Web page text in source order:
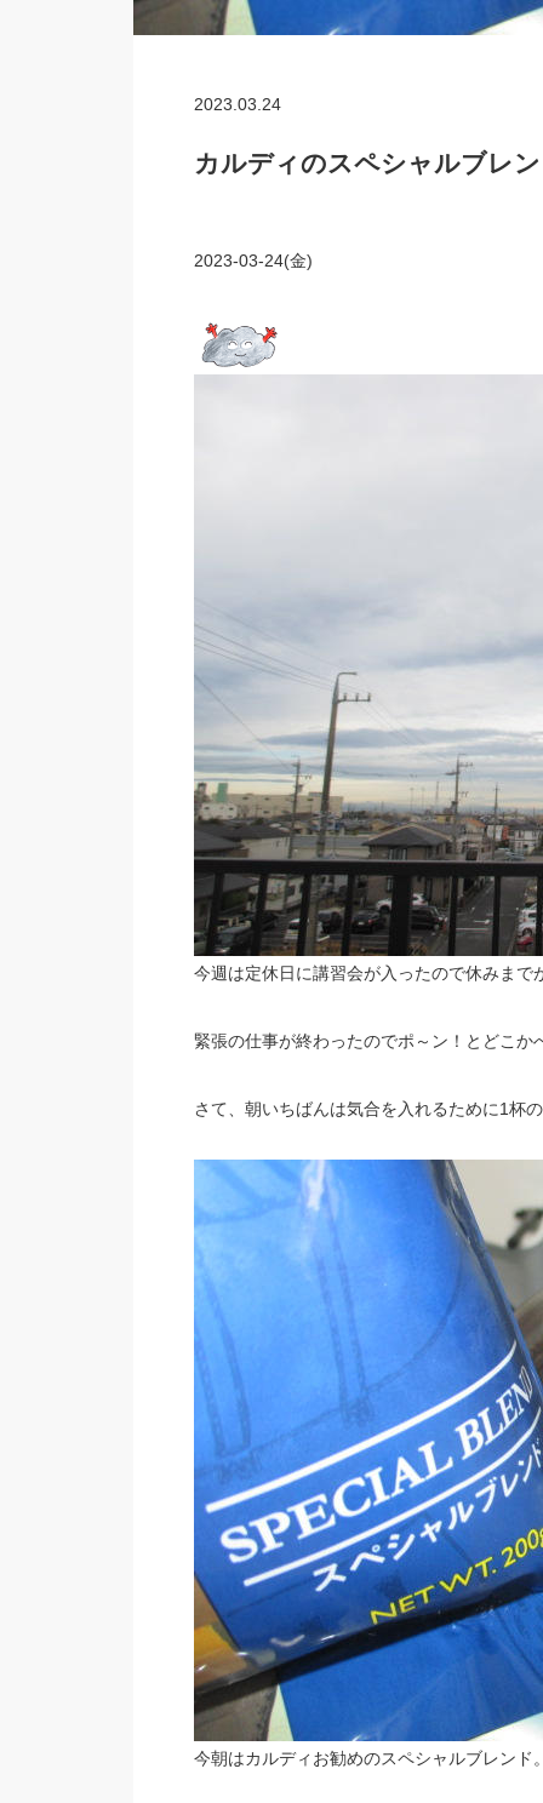
2023.03.24
カルディのスペシャルブレ
2023-03-24(金)
今週は定休日に講習会が入ったので休みまで
緊張の仕事が終わったのでポ～ン！とどこか
さて、朝いちばんは気合を入れるために1杯
今朝はカルディお勧めのスペシャルブレンド